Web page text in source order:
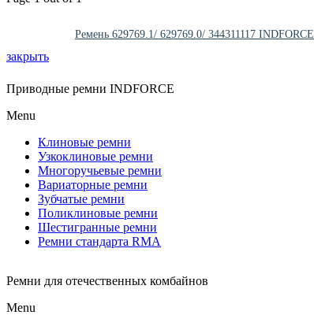
Ремень 629769.1/ 629769.0/ 344311117 INDFORCE
закрыть
Приводные ремни INDFORCE
Menu
Клиновые ремни
Узкоклиновые ремни
Многоручьевые ремни
Вариаторные ремни
Зубчатые ремни
Поликлиновые ремни
Шестигранные ремни
Ремни стандарта RMA
Ремни для отечественных комбайнов
Menu